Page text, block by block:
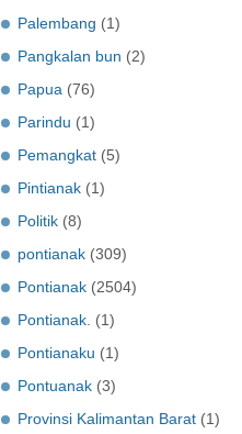
Palembang (1)
Pangkalan bun (2)
Papua (76)
Parindu (1)
Pemangkat (5)
Pintianak (1)
Politik (8)
pontianak (309)
Pontianak (2504)
Pontianak. (1)
Pontianaku (1)
Pontuanak (3)
Provinsi Kalimantan Barat (1)